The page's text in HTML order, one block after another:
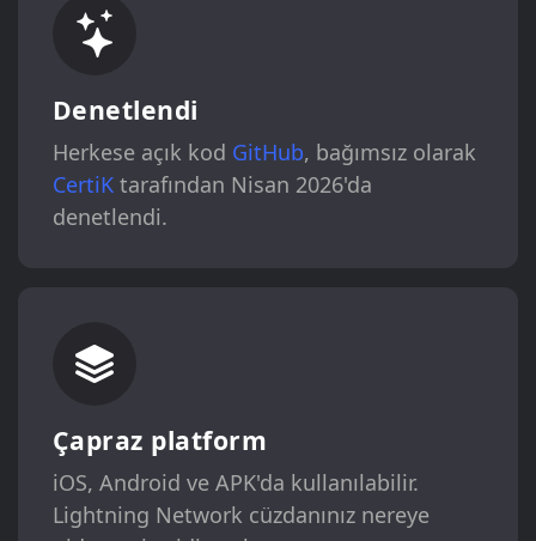
Denetlendi
Herkese açık kod GitHub, bağımsız olarak
CertiKtarafından Nisan 2026'da
denetlendi.
Çapraz platform
iOS, Android ve APK'da kullanılabilir.
Lightning Network cüzdanınız nereye